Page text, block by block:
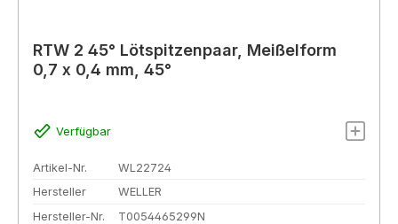
RTW 2 45° Lötspitzenpaar, Meißelform
0,7 x 0,4 mm, 45°
Verfügbar
Artikel-Nr.
WL22724
Hersteller
WELLER
Hersteller-Nr.
T0054465299N